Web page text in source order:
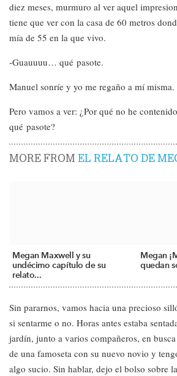
diez meses, murmuro al ver aquel
tiene que ver con la casa de 60 metros
mía de 55 en la que vivo.
-Guauuuu… qué pasote.
Manuel sonríe y yo me regaño a mí misma.
Pero vamos a ver: ¿Por qué no he
qué pasote?
MORE FROMEL RELATO DE
Megan Maxwell y su
undécimo capítulo de su
relato...
Megan
quedan
Sin pararnos, vamos hacia una precioso
si sentarme o no. Horas antes estaba
jardín, junto a varios compañeros, en
de una famoseta con su nuevo novio y
algo sucio. Sin hablar, dejo el bolso sobre